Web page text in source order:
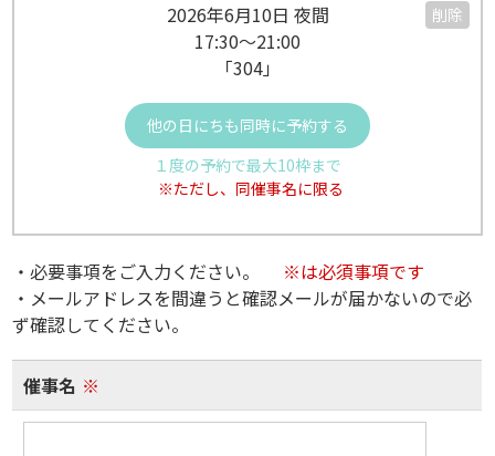
2026年6月10日 夜間
17:30～21:00
「304」
削除
他の日にちも同時に予約する
１度の予約で最大10枠まで
※ただし、同催事名に限る
・必要事項をご入力ください。
※は必須事項です
・メールアドレスを間違うと確認メールが届かないので必
ず確認してください。
催事名 ※